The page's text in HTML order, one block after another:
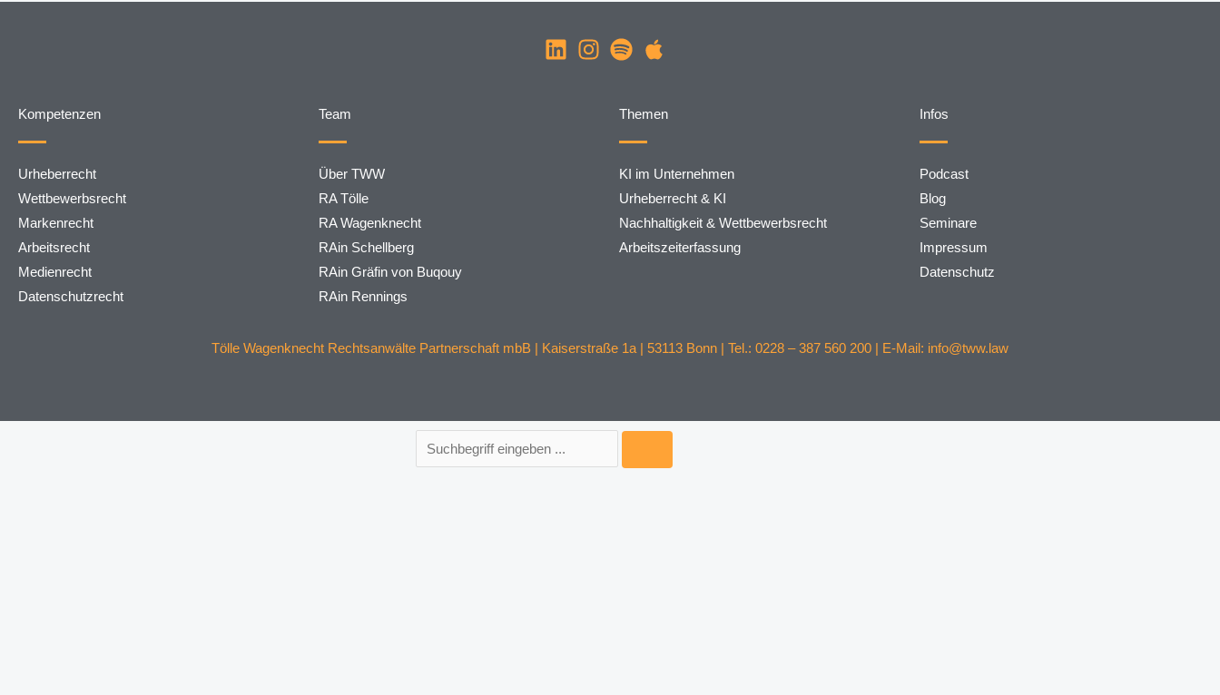
Kompetenzen
Urheberrecht
Wettbewerbsrecht
Markenrecht
Arbeitsrecht
Medienrecht
Datenschutzrecht
Team
Über TWW
RA Tölle
RA Wagenknecht
RAin Schellberg
RAin Gräfin von Buqouy
RAin Rennings
Themen
KI im Unternehmen
Urheberrecht & KI
Nachhaltigkeit & Wettbewerbsrecht
Arbeitszeiterfassung
Infos
Podcast
Blog
Seminare
Impressum
Datenschutz
Tölle Wagenknecht Rechtsanwälte Partnerschaft mbB | Kaiserstraße 1a | 53113 Bonn | Tel.: 0228 – 387 560 200 | E-Mail: info@tww.law
Suche